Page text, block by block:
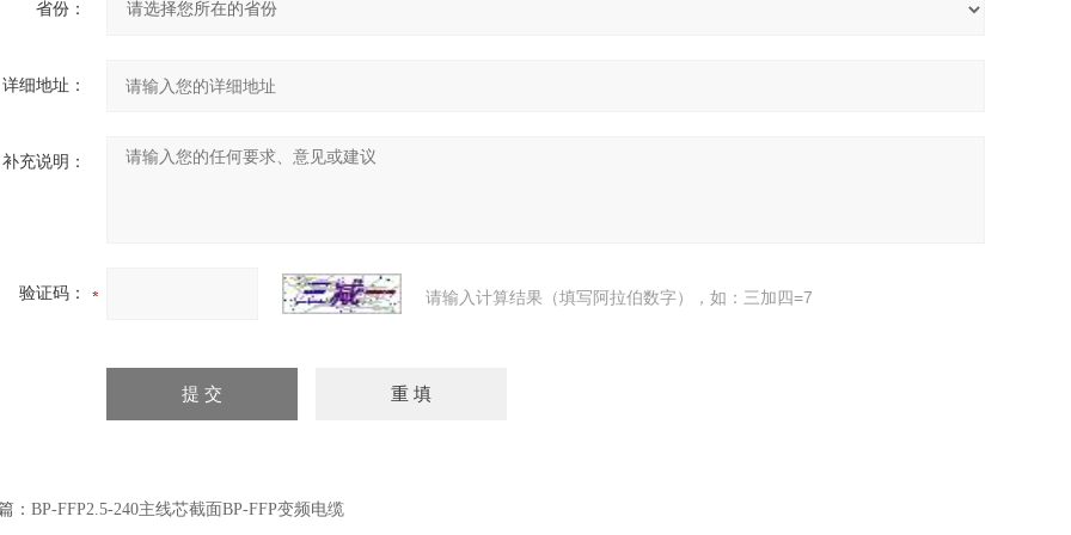
省份：
详细地址：
补充说明：
验证码： 请输入计算结果（填写阿拉伯数字），如：三加四=7
： BP-FFP2.5-240主线芯截面BP-FFP变频电缆